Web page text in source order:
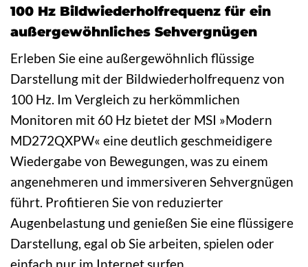
100 Hz Bildwiederholfrequenz für ein
außergewöhnliches Sehvergnügen
Erleben Sie eine außergewöhnlich flüssige
Darstellung mit der Bildwiederholfrequenz von
100 Hz. Im Vergleich zu herkömmlichen
Monitoren mit 60 Hz bietet der MSI »Modern
MD272QXPW« eine deutlich geschmeidigere
Wiedergabe von Bewegungen, was zu einem
angenehmeren und immersiveren Sehvergnügen
führt. Profitieren Sie von reduzierter
Augenbelastung und genießen Sie eine flüssigere
Darstellung, egal ob Sie arbeiten, spielen oder